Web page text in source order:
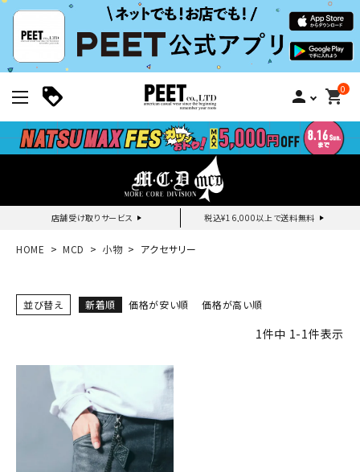
person 0
shopping_cart
店舗受け取りサービス 税込¥16,000以上で送料無料
新規会員登録｜ログイン
ご利用ガイド
ブランドメニュー
HOME MCD 小物 アクセサリー
並び替え 新着順 価格が安い順 価格が高い順
1件中 1-1件表示